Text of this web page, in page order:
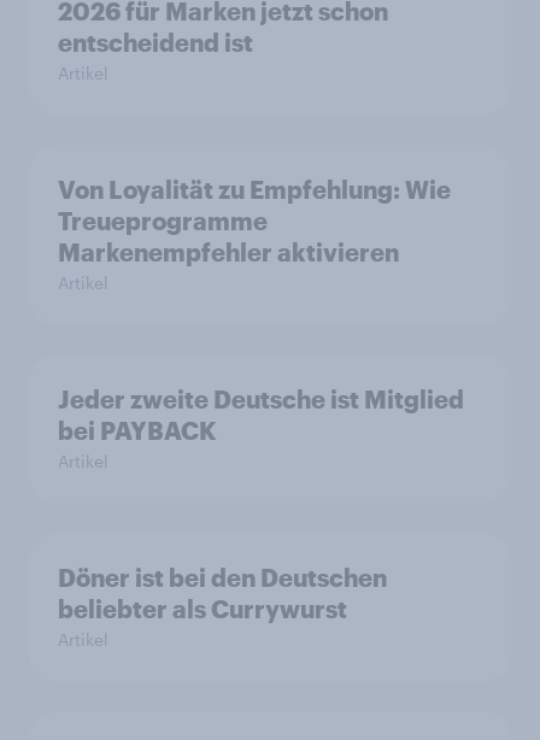
2026 für Marken jetzt schon
entscheidend ist
Artikel
Von Loyalität zu Empfehlung: Wie
Treueprogramme
Markenempfehler aktivieren
Artikel
Jeder zweite Deutsche ist Mitglied
bei PAYBACK
Artikel
Döner ist bei den Deutschen
beliebter als Currywurst
Artikel